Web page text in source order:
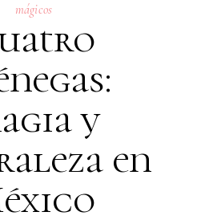
mágicos
y
en